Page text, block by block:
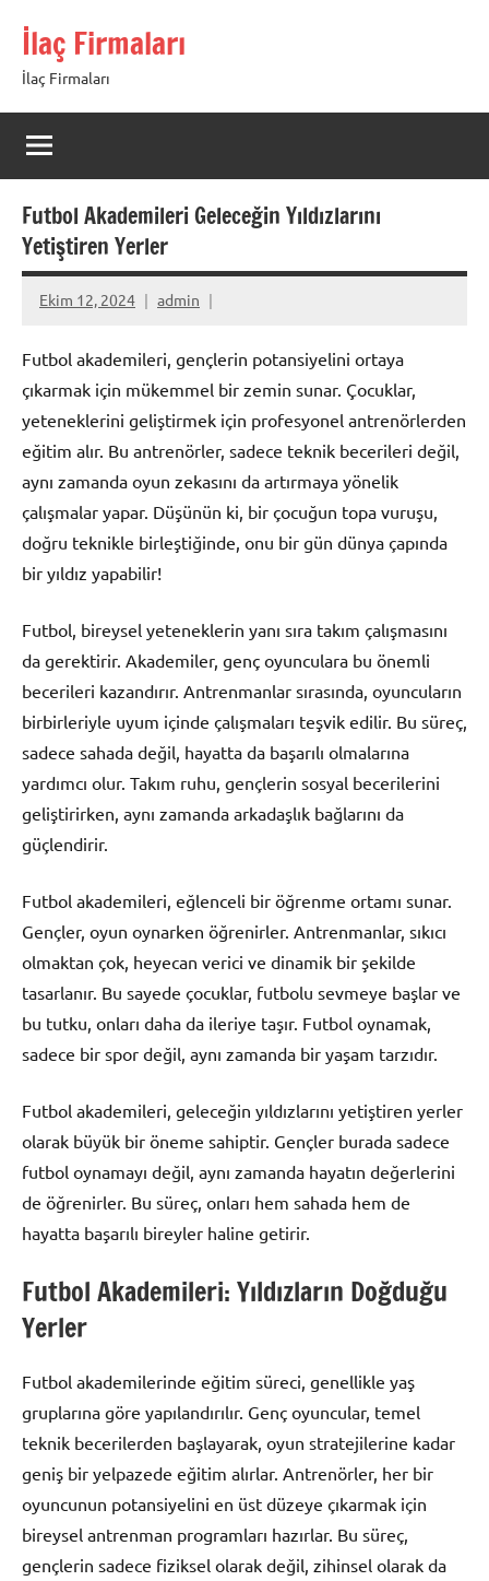
İlaç Firmaları
İlaç Firmaları
Futbol Akademileri Geleceğin Yıldızlarını
Yetiştiren Yerler
Ekim 12, 2024 admin
Futbol akademileri, gençlerin potansiyelini ortaya
çıkarmak için mükemmel bir zemin sunar. Çocuklar,
yeteneklerini geliştirmek için profesyonel antrenörlerden
eğitim alır. Bu antrenörler, sadece teknik becerileri değil,
aynı zamanda oyun zekasını da artırmaya yönelik
çalışmalar yapar. Düşünün ki, bir çocuğun topa vuruşu,
doğru teknikle birleştiğinde, onu bir gün dünya çapında
bir yıldız yapabilir!
Futbol, bireysel yeteneklerin yanı sıra takım çalışmasını
da gerektirir. Akademiler, genç oyunculara bu önemli
becerileri kazandırır. Antrenmanlar sırasında, oyuncuların
birbirleriyle uyum içinde çalışmaları teşvik edilir. Bu süreç,
sadece sahada değil, hayatta da başarılı olmalarına
yardımcı olur. Takım ruhu, gençlerin sosyal becerilerini
geliştirirken, aynı zamanda arkadaşlık bağlarını da
güçlendirir.
Futbol akademileri, eğlenceli bir öğrenme ortamı sunar.
Gençler, oyun oynarken öğrenirler. Antrenmanlar, sıkıcı
olmaktan çok, heyecan verici ve dinamik bir şekilde
tasarlanır. Bu sayede çocuklar, futbolu sevmeye başlar ve
bu tutku, onları daha da ileriye taşır. Futbol oynamak,
sadece bir spor değil, aynı zamanda bir yaşam tarzıdır.
Futbol akademileri, geleceğin yıldızlarını yetiştiren yerler
olarak büyük bir öneme sahiptir. Gençler burada sadece
futbol oynamayı değil, aynı zamanda hayatın değerlerini
de öğrenirler. Bu süreç, onları hem sahada hem de
hayatta başarılı bireyler haline getirir.
Futbol Akademileri: Yıldızların Doğduğu
Yerler
Futbol akademilerinde eğitim süreci, genellikle yaş
gruplarına göre yapılandırılır. Genç oyuncular, temel
teknik becerilerden başlayarak, oyun stratejilerine kadar
geniş bir yelpazede eğitim alırlar. Antrenörler, her bir
oyuncunun potansiyelini en üst düzeye çıkarmak için
bireysel antrenman programları hazırlar. Bu süreç,
gençlerin sadece fiziksel olarak değil, zihinsel olarak da